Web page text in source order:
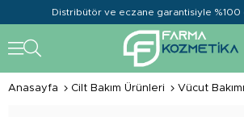
Distribütör ve eczane garantisiyle %100
Anasayfa Cilt Bakım Ürünleri Vücut Bakımı